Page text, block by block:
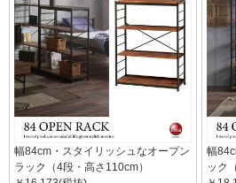
幅84cm・スタイリッシュなオープン
ラック（4段・高さ110cm）
幅
ック